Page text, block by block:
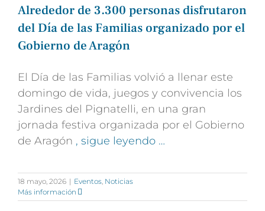
Alrededor de 3.300 personas disfrutaron
del Día de las Familias organizado por el
Gobierno de Aragón
El Día de las Familias volvió a llenar este
domingo de vida, juegos y convivencia los
Jardines del Pignatelli, en una gran
jornada festiva organizada por el Gobierno
de Aragón , sigue leyendo …
18 mayo, 2026 | Eventos Noticias
Más información